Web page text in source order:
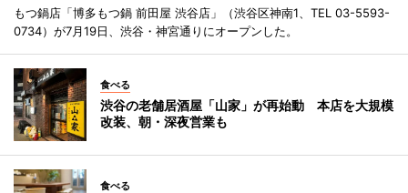
もつ鍋店「博多もつ鍋 前田屋 渋谷店」（渋谷区神南1、TEL 03-5593-
0734）が7月19日、渋谷・神宮通りにオープンした。
食べる
渋谷の老舗居酒屋「山家」が再始動 本店を大規模
改装、朝・深夜営業も
食べる